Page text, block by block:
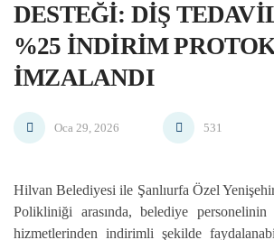
DESTEĞI: DIŞ
%25 İNDIRIM
İMZALANDI
Oca 29, 2026 531
Hilvan Belediyesi ile Şanlıurfa Özel
Polikliniği arasında, belediye personelinin
hizmetlerinden indirimli şekilde